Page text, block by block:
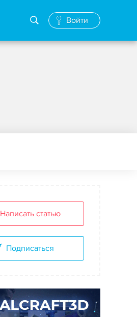
Войти
Написать статью
Подписаться